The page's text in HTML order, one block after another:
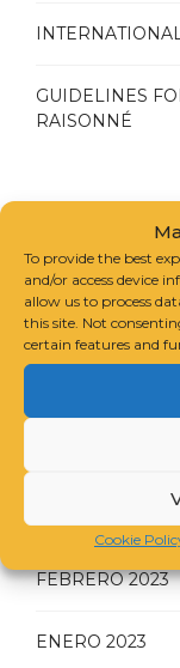
To provide the best
and/or access device
allow us to process
this site. Not
certain features and
Cookie
GUIDELINES
RAISONNÉ
JULIO 2025
MAYO 2025
FEBRERO 2023
ENERO 2023